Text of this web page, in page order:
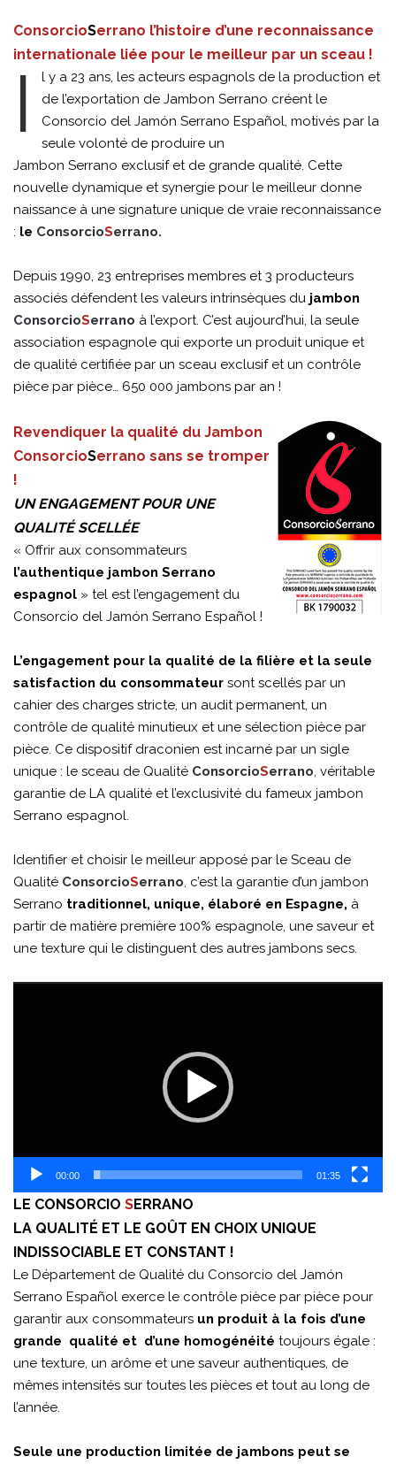
ConsorcioSerrano l’histoire d’une reconnaissance
internationale liée pour le meilleur par un sceau !
I
l y a 23 ans, les acteurs espagnols de la production et
de l’exportation de Jambon Serrano créent le
Consorcio del Jamón Serrano Español, motivés par la
seule volonté de produire un
Jambon Serrano exclusif et de grande qualité. Cette
nouvelle dynamique et synergie pour le meilleur donne
naissance à une signature unique de vraie reconnaissance
: le ConsorcioSerrano.
Depuis 1990, 23 entreprises membres et 3 producteurs
associés défendent les valeurs intrinsèques du jambon
ConsorcioSerrano à l’export. C’est aujourd’hui, la seule
association espagnole qui exporte un produit unique et
de qualité certifiée par un sceau exclusif et un contrôle
pièce par pièce… 650 000 jambons par an !
Revendiquer la qualité du Jambon
ConsorcioSerrano sans se tromper
!
UN ENGAGEMENT POUR UNE
QUALITÉ SCELLÉE
« Offrir aux consommateurs
l’authentique jambon Serrano
espagnol » tel est l’engagement du
Consorcio del Jamón Serrano Español !
L’engagement pour la qualité de la filière et la seule
satisfaction du consommateur sont scellés par un
cahier des charges stricte, un audit permanent, un
contrôle de qualité minutieux et une sélection pièce par
pièce. Ce dispositif draconien est incarné par un sigle
unique : le sceau de Qualité ConsorcioSerrano, véritable
garantie de LA qualité et l’exclusivité du fameux jambon
Serrano espagnol.
Identifier et choisir le meilleur apposé par le Sceau de
Qualité ConsorcioSerrano, c’est la garantie d’un jambon
Serrano traditionnel, unique, élaboré en Espagne, à
partir de matière première 100% espagnole, une saveur et
une texture qui le distinguent des autres jambons secs.
00:00 01:35
LE CONSORCIO SERRANO
LA QUALITÉ ET LE GOÛT EN CHOIX UNIQUE
INDISSOCIABLE ET CONSTANT !
Le Département de Qualité du Consorcio del Jamón
Serrano Español exerce le contrôle pièce par pièce pour
garantir aux consommateurs un produit à la fois d’une
grande qualité et d’une homogénéité toujours égale :
une texture, un arôme et une saveur authentiques, de
mêmes intensités sur toutes les pièces et tout au long de
l’année.
Seule une production limitée de jambons peut se